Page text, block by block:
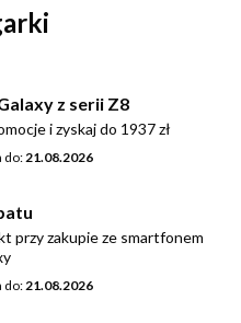
z serii Z8
i zyskaj do 1937 zł
do: 21.08.2026
przy zakupie ze smartfonem
do:21.08.2026